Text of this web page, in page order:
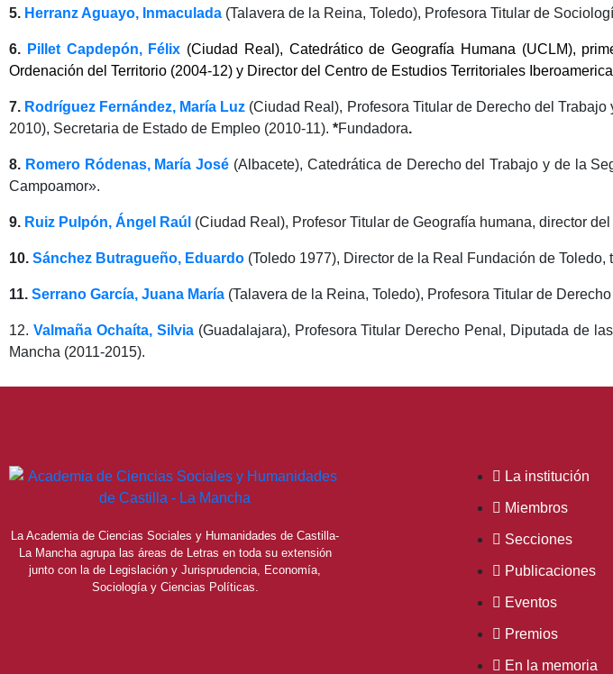
5. Herranz Aguayo, Inmaculada (Talavera de la Reina, Toledo), Profesora Titular de
6. Pillet Capdepón, Félix (Ciudad Real), Catedrático de Geografía Humana (UCLM),
Ordenación del Territorio (2004-12) y Director del Centro de Estudios Territoriales
7. Rodríguez Fernández, María Luz (Ciudad Real), Profesora Titular de Derecho del
2010), Secretaria de Estado de Empleo (2010-11). *Fundadora.
8. Romero Ródenas, María José (Albacete), Catedrática de Derecho del Trabajo y de la
Campoamor».
9. Ruiz Pulpón, Ángel Raúl (Ciudad Real), Profesor Titular de Geografía humana, director
10. Sánchez Butragueño, Eduardo (Toledo 1977), Director de la Real Fundación de
11. Serrano García, Juana María (Talavera de la Reina, Toledo), Profesora Titular de
12. Valmaña Ochaíta, Silvia (Guadalajara), Profesora Titular Derecho Penal, Diputada de
Mancha (2011-2015).
La Academia de Ciencias Sociales y Humanidades de Castilla-
La Mancha agrupa las áreas de Letras en toda su extensión
junto con la de Legislación y Jurisprudencia, Economía,
Sociología y Ciencias Políticas.
La institución
Miembros
Secciones
Publicaciones
Eventos
Premios
En la memoria